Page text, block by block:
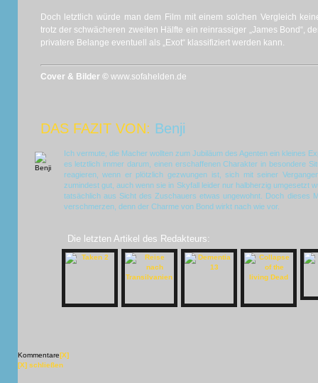
Doch letztlich würde man dem Film mit einem solchen Vergleich
trotz der schwächeren zweiten Hälfte ein reinrassiger „James Bond“,
privatere Belange eventuell als „Exot“ klassifiziert werden kann.
Cover & Bilder © www.sofahelden.de
DAS FAZIT VON: Benji
Ich vermute, die Macher wollten zum Jubiläum des Agenten ein kleines
es letztlich immer darum, einen erschaffenen Charakter in besondere
reagieren, wenn er plötzlich gezwungen ist, sich mit seiner
zumindest gut, auch wenn sie in Skyfall leider nur halbherzig umgesetzt
tatsächlich aus Sicht des Zuschauers etwas ungewohnt. Doch dieses
verschmerzen, denn der Charme von Bond wirkt nach wie vor.
Die letzten Artikel des Redakteurs:
Kommentare[X]
[X] schließen